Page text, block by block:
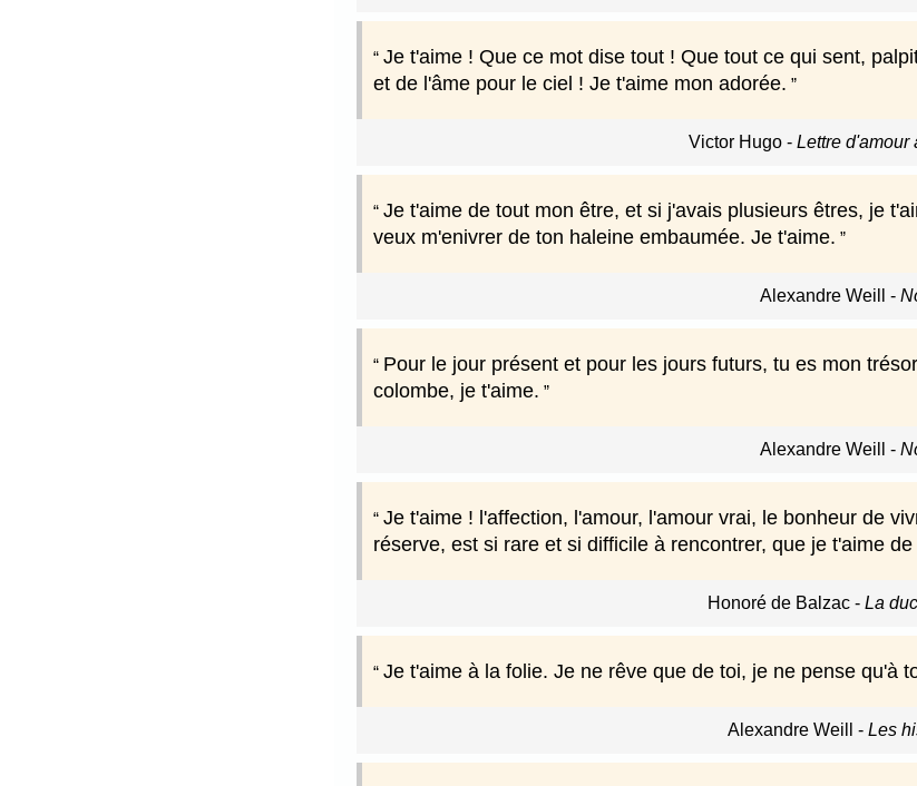
Je t'aime ! Que ce mot dise tout ! Que tout ce qui sent,
et de l'âme pour le ciel ! Je t'aime mon adorée.
Victor Hugo- Lettre d'amour
Je t'aime de tout mon être, et si j'avais plusieurs êtres, je
veux m'enivrer de ton haleine embaumée. Je t'aime.
Alexandre Weill -
Pour le jour présent et pour les jours futurs, tu es mon
colombe, je t'aime.
Alexandre Weill -
Je t'aime ! l'affection, l'amour, l'amour vrai, le bonheur de
réserve, est si rare et si difficile à rencontrer, que je t'aime
Honoré de Balzac - La
Je t'aime à la folie. Je ne rêve que de toi, je ne pense qu'à
Alexandre Weill - Les